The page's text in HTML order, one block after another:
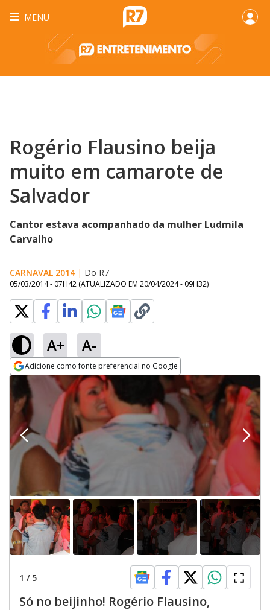
MENU
Rogério Flausino beija
muito em camarote de
Salvador
Cantor estava acompanhado da mulher Ludmila
Carvalho
CARNAVAL 2014 | Do R7
05/03/2014 - 07H42 (ATUALIZADO EM 20/04/2024 - 09H32)
A+ A-
Adicione como fonte preferencial no Google
Opens in new window
1 / 5
Só no beijinho! Rogério Flausino,